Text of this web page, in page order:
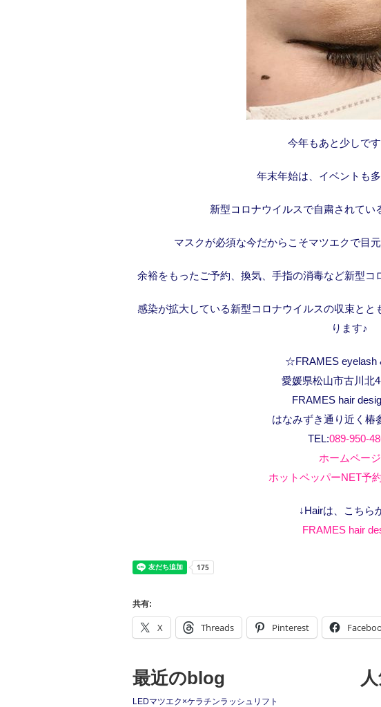
今年もあと少しで
年末年始は、イベントも多
新型コロナウイルスで自粛されてい
マスクが必須な今だからこそマツエクで目
余裕をもったご予約、換気、手指の消毒など新型コ
感染が拡大している新型コロナウイルスの収束と
ります♪
☆FRAMES eyelash
愛媛県松山市古川北
FRAMES hair
はなみずき通り近く椿
TEL:089-950-
ホームページ
ホットペッパーNET予
↓Hairは、こちら
FRAMES hair
共有:
X Threads Pinterest
最近のblog
LEDマツエク×ケラチンラッシュリフト